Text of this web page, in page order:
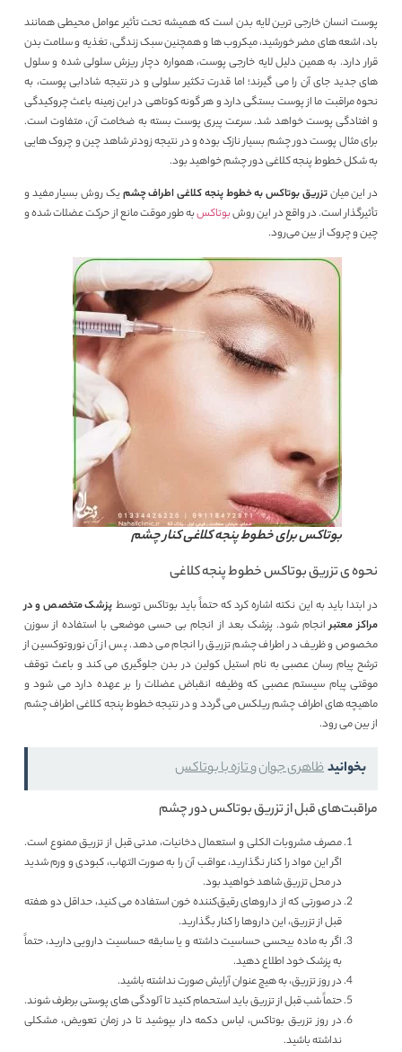
پوست انسان خارجی ‌ترین لایه بدن است که همیشه تحت تأثیر عوامل محیطی همانند
باد، اشعه ‌های مضر خورشید، میکروب ‌ها و همچنین سبک زندگی، تغذیه و سلامت بدن
قرار دارد. به همین دلیل لایه خارجی پوست، همواره دچار ریزش سلولی شده و سلول‌
های جدید جای آن را می گیرند؛ اما قدرت تکثیر سلولی و در نتیجه شادابی پوست، به
نحوه مراقبت ما از پوست بستگی دارد و هر گونه کوتاهی در این زمینه باعث چروکیدگی
و افتادگی پوست خواهد شد. سرعت پیری پوست بسته به ضخامت آن، متفاوت است.
برای مثال پوست دور چشم بسیار نازک بوده و در نتیجه زودتر شاهد چین و چروک ‌هایی
به شکل خطوط پنجه کلاغی دور چشم خواهید بود.
در این میانتزریق بوتاکس به خطوط پنجه کلاغی اطراف چشمیک روش بسیار مفید و
تأثیرگذار است. در واقع در این روشبوتاکسبه طور موقت مانع از حرکت عضلات شده و
چین و چروک از بین می‌رود.
بوتاکس برای خطوط پنجه کلاغی کنار چشم
نحوه ی تزریق بوتاکس خطوط پنجه کلاغی
در ابتدا باید به این نکته اشاره کرد که حتماً باید بوتاکس توسط پزشک متخصص و در
مراکز معتبرانجام شود. پزشک بعد از انجام بی حسی موضعی با استفاده از سوزن
مخصوص و ظریف در اطراف چشم تزریق را انجام می دهد. پس از آن نوروتوکسین از
ترشح پیام رسان عصبی به نام استیل کولین در بدن جلوگیری می کند و باعث توقف
موقتی پیام سیستم عصبی که وظیفه انقباض عضلات را بر عهده دارد می شود و
ماهیچه های اطراف چشم ریلکس می گردد و در نتیجه خطوط پنجه کلاغی اطراف چشم
از بین می رود.
بخوانیدظاهری جوان و تازه با بوتاکس
مراقبت‌های قبل از تزریق بوتاکس دور چشم
مصرف مشروبات الکلی و استعمال دخانیات، مدتی قبل از تزریق ممنوع است.
اگر این مواد را کنار نگذارید، عواقب آن را به صورت التهاب، کبودی و ورم شدید
در محل تزریق شاهد خواهید بود.
در صورتی که از داروهای رقیق‌کننده خون استفاده می ‌کنید، حداقل دو هفته
قبل از تزریق، این داروها را کنار بگذارید.
اگر به ماده بیحسی حساسیت داشته و یا سابقه حساسیت دارویی دارید، حتماً
به پزشک خود اطلاع دهید.
در روز تزریق، به هیچ عنوان آرایش صورت نداشته باشید.
حتماً شب قبل از تزریق باید استحمام کنید تا آلودگی ‌های پوستی برطرف شوند.
در روز تزریق بوتاکس، لباس دکمه ‌دار بپوشید تا در زمان تعویض، مشکلی
نداشته باشید.